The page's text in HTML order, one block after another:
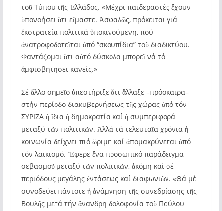
τοῦ Τύπου τῆς Ἑλλάδος. «Μέχρι παιδεραστές ἔχουν
ὑπονοήσει ὅτι εἴμαστε. Ἀσφαλῶς, πρόκειται γιά
ἐκστρατεία πολιτικά ὑποκινούμενη, πού
ἀνατροφοδοτεῖται ἀπό “σκουπίδια” τοῦ διαδικτύου.
Φαντάζομαι ὅτι αὐτό δύσκολα μπορεῖ νά τό
ἀμφισβητήσει κανείς.»
Σέ ἄλλο σημεῖο ὑπεστήριξε ὅτι ἄλλαξε –πρόσκαιρα–
στήν περίοδο διακυβερνήσεως τῆς χώρας ἀπό τόν
ΣΥΡΙΖΑ ἡ ἴδια ἡ δημοκρατία καί ἡ συμπεριφορά
μεταξύ τῶν πολιτικῶν. Ἀλλά τά τελευταῖα χρόνια ἡ
κοινωνία δείχνει πιό ὥριμη καί ἀπομακρύνεται ἀπό
τόν λαϊκισμό. Ἔφερε ἕνα προσωπικό παράδειγμα
σεβασμοῦ μεταξύ τῶν πολιτικῶν, ἀκόμη καί σέ
περιόδους μεγάλης ἐντάσεως καί διαφωνιῶν. «Θά μέ
συνοδεύει πάντοτε ἡ ἀνάμνηση τῆς συνεδρίασης τῆς
Βουλῆς μετά τήν ἄνανδρη δολοφονία τοῦ Παύλου